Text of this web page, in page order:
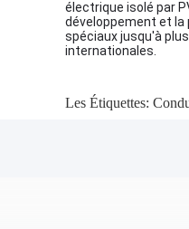
électrique isolé par
développement et la
spéciaux jusqu'à
internationales.
Les Étiquettes: